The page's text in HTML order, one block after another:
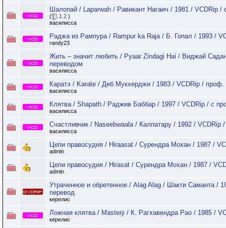
Шалопай / Laparwah / Равикант Нагаич / 1981 / VCDRip
( 1 2 )
василисса
Раджа из Рампура / Rampur ka Raja / Б. Гопал / 1993 /
randy23
Жить – значит любить / Pyaar Zindagi Hai / Виджай
переводом
василисса
Каратэ / Karate / Деб Мукхерджи / 1983 / VCDRip / проф.
василисса
Клятва / Shapath / Раджив Баббар / 1997 / VCDRip / с
василисса
Счастливчик / Naseebwaala / Калпатару / 1992 /
василисса
Цепи правосудия / Hiraasat / Сурендра Мохан / 1987 /
admin
Цепи правосудия / Hirasat / Сурендра Мохан / 1987 /
admin
Утраченное и обретенное / Alag Alag / Шакти Саманта /
перевод
керелис
Ложная клятва / Masterji / К. Рагхавендра Рао / 1985 /
керелис